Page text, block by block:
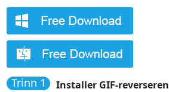
Trinn 1
Installer GIF-reverseren